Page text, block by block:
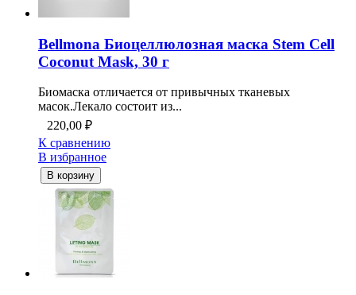
Bellmona Биоцеллюлозная маска Stem Cell
Coconut Mask, 30 г
Биомаска отличается от привычных тканевых
масок.Лекало состоит из...
220,00 ₽
К сравнению
В избранное
В корзину